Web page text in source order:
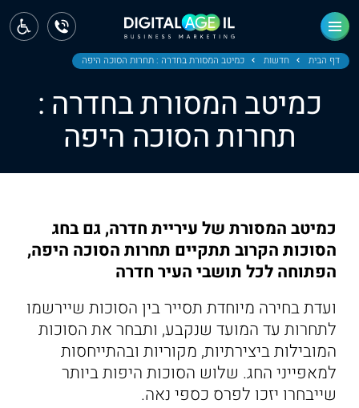
דף הבית חדשות כמיטב המסורת בחדרה : תחרות הסוכה היפה
כמיטב המסורת בחדרה :
תחרות הסוכה היפה
כמיטב המסורת של עיריית חדרה, גם בחג
הסוכות הקרוב תתקיים תחרות הסוכה היפה,
הפתוחה לכל תושבי העיר חדרה
ועדת בחירה מיוחדת תסייר בין הסוכות שיירשמו
לתחרות עד המועד שנקבע, ותבחר את הסוכות
המובילות ביצירתיות, מקוריות ובהתייחסות
למאפייני החג. שלוש הסוכות היפות ביותר
שייבחרו יזכו לפרס כספי נאה.
ראשי
חדשות
מחוז צפון
מחוז חיפה
מחוז מרכז
ירושלים
תל אביב